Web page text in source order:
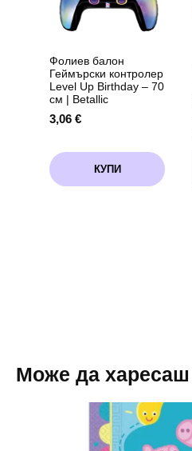
Фолиев балон
Геймърски контролер
Level Up Birthday – 70
см | Betallic
3,06 €
КУПИ
Може да харесаш